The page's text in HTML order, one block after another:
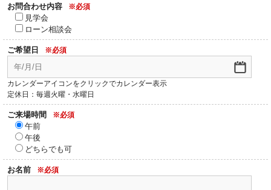
お問合わせ内容 ※必須
見学会
ローン相談会
ご希望日 ※必須
カレンダーアイコンをクリックでカレンダー表示
定休日：毎週火曜・水曜日
ご来場時間 ※必須
午前
午後
どちらでも可
お名前 ※必須